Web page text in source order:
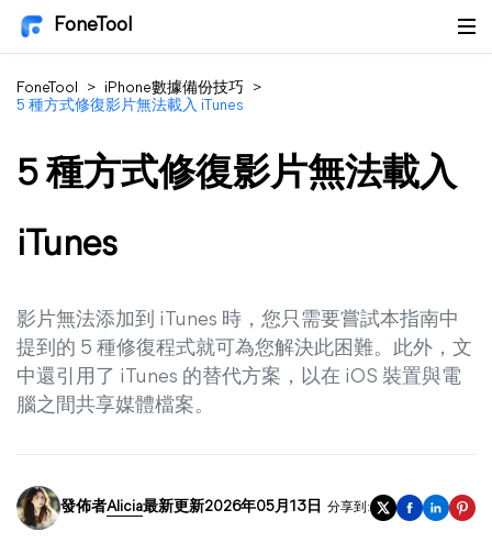
FoneTool
FoneTool > iPhone數據備份技巧
>
5 種方式修復影片無法載入 iTunes
5 種方式修復影片無法載入
iTunes
影片無法添加到 iTunes 時，您只需要嘗試本指南中
提到的 5 種修復程式就可為您解決此困難。此外，文
中還引用了 iTunes 的替代方案，以在 iOS 裝置與電
腦之間共享媒體檔案。
發佈者Alicia最新更新2026年05月13日 分享到: